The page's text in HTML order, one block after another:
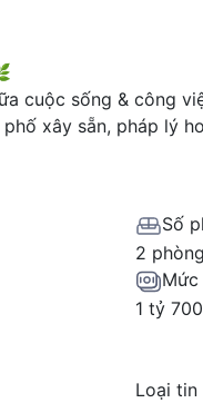
cuộc sống & công
xây sẵn, pháp lý
Số
2 phòng
Mức
1 tỷ
Loại tin